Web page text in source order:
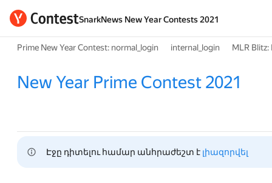
SnarkNews New Year Contests 2021
Prime New Year Contest: normal_login internal_login MLR Blitz:
New Year Prime Contest 2021
Էջը դիտելու համար անհրաժեշտ է լիազորվել